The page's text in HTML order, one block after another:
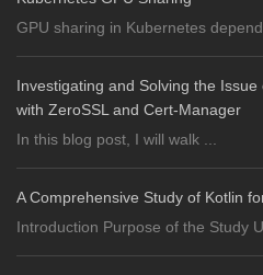
GPU sharing in Kubernetes
Investigating and Solving the
with ZeroSSL and Cert-Manager
In this blog post, I will walk ...
A Comprehensive Study of Kotlin
Introduction Purpose of the Study